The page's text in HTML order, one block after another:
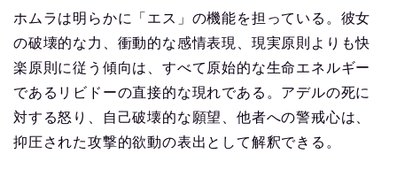
ホムラは明らかに「エス」の機能を担っている。彼女
の破壊的な力、衝動的な感情表現、現実原則よりも快
楽原則に従う傾向は、すべて原始的な生命エネルギー
であるリビドーの直接的な現れである。アデルの死に
対する怒り、自己破壊的な願望、他者への警戒心は、
抑圧された攻撃的欲動の表出として解釈できる。